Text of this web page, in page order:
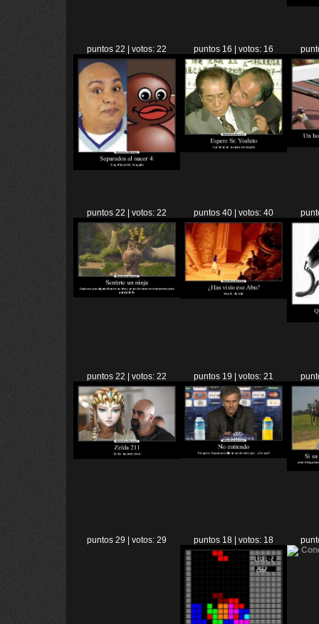
puntos 22 | votos: 22 puntos 16 | votos: 16
puntos 22 | votos: 22 puntos 40 | votos: 40
puntos 22 | votos: 22 puntos 19 | votos: 21
puntos 29 | votos: 29 puntos 18 | votos: 18